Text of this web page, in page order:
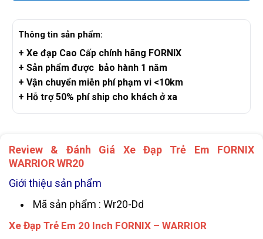
Thông tin sản phẩm:
+ Xe đạp Cao Cấp chính hãng FORNIX
+ Sản phẩm được bảo hành 1 năm
+ Vận chuyển miễn phí phạm vi <10km
+ Hỗ trợ 50% phí ship cho khách ở xa
Review & Đánh Giá Xe Đạp Trẻ Em FORNIX
WARRIOR WR20
Giới thiệu sản phẩm
Mã sản phẩm : Wr20-Dd
Xe Đạp Trẻ Em 20 Inch FORNIX – WARRIOR